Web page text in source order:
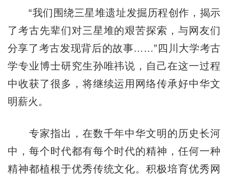
“我们围绕三星堆遗址发掘历程创作，揭示
了考古先辈们对三星堆的艰苦探索，与网友们
分享了考古发现背后的故事……”四川大学考古
学专业博士研究生孙唯祎说，自己在这一过程
中收获了很多，将继续运用网络传承好中华文
明薪火。
专家指出，在数千年中华文明的历史长河
中，每个时代都有每个时代的精神，任何一种
精神都植根于优秀传统文化。积极培育优秀网